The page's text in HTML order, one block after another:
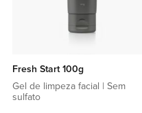
Fresh Start 100g
Gel de limpeza facial | Sem
sulfato